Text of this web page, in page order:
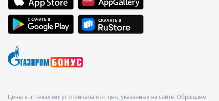
Цены в аптеках могут отличаться от цен, указанных на сайте. Обращаем